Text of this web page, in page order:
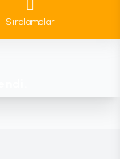
Sıralamalar